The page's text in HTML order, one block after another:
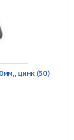
цинк (50)